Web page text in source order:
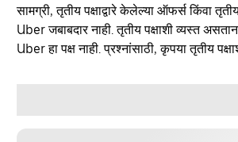
सामग्री, तृतीय पक्षाद्वारे केलेल्या ऑफर्स किंवा
Uber जबाबदार नाही. तृतीय पक्षाशी व्यस्त
Uber हा पक्ष नाही. प्रश्नांसाठी, कृपया तृतीय